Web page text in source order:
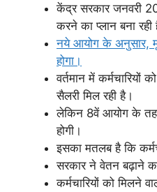
केंद्र सरकार जनवरी
करने का प्लान बना रही
नये आयोग के अनुसार,
होगा।
वर्तमान में
सैलरी मिल रही है।
लेकिन 8वें आयोग के
होगी।
इसका मतलब है कि
सरकार ने वेतन बढ़ाने
कर्मचारियों को मिलने